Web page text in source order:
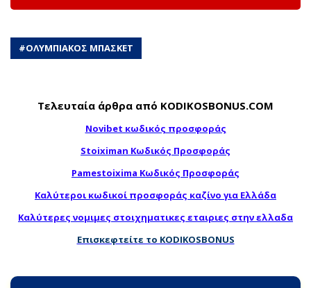
#ΟΛΥΜΠΙΑΚΟΣ ΜΠΑΣΚΕΤ
Τελευταία άρθρα από KODIKOSBONUS.COM
Novibet κωδικός προσφοράς
Stoiximan Κωδικός Προσφοράς
Pamestoixima Κωδικός Προσφοράς
Καλύτεροι κωδικοί προσφοράς καζίνο για Ελλάδα
Καλύτερες νομιμες στοιχηματικες εταιριες στην ελλαδα
Επισκεφτείτε το KODIKOSBONUS